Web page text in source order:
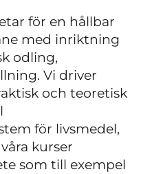
för en hållbar
med inriktning
odling,
Vi driver
och teoretisk
för livsmedel,
kurser
som till exempel